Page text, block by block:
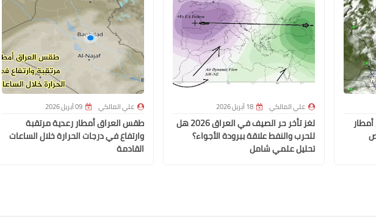
أمطار
علي المالكي 18 أبريل 2026
لغز تأخر حر الصيف في العراق 2026 هل
للحرب والنفط علاقة ببرودة الأجواء؟
تحليل علمي شامل
علي المالكي 09 أبريل 2026
طقس العراق أمطار رعدية مرتقبة
وارتفاع في درجات الحرارة خلال الساعات
القادمة